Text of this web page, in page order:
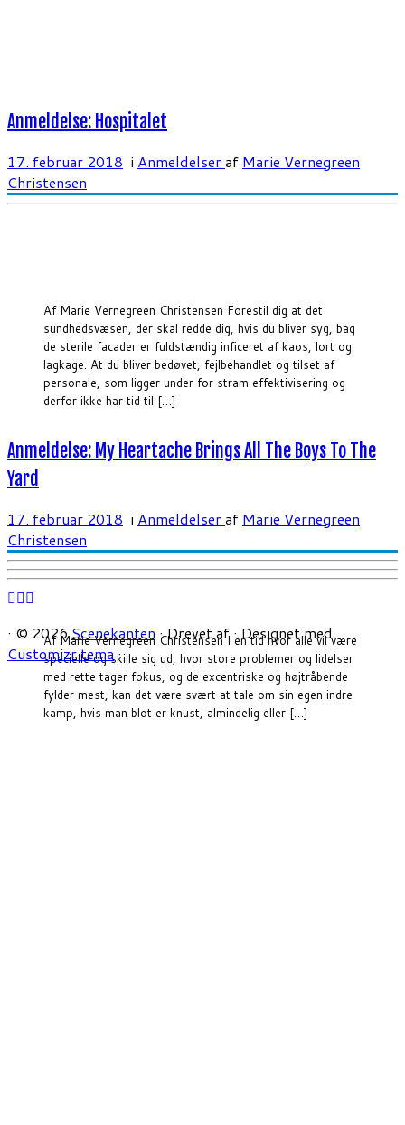
Af Marie Vernegreen Christensen Forestil dig at det
sundhedsvæsen, der skal redde dig, hvis du bliver syg, bag
de sterile facader er fuldstændig inficeret af kaos, lort og
lagkage. At du bliver bedøvet, fejlbehandlet og tilset af
personale, som ligger under for stram effektivisering og
derfor ikke har tid til […]
Anmeldelse: Hospitalet
17. februar 2018 i Anmeldelseraf Marie Vernegreen
Christensen
Af Marie Vernegreen Christensen I en tid hvor alle vil være
specielle og skille sig ud, hvor store problemer og lidelser
med rette tager fokus, og de excentriske og højtråbende
fylder mest, kan det være svært at tale om sin egen indre
kamp, hvis man blot er knust, almindelig eller […]
Anmeldelse: My Heartache Brings All The Boys To The
Yard
17. februar 2018 i Anmeldelseraf Marie Vernegreen
Christensen
· © 2026 Scenekanten ·Drevet af · Designet med
Customizr tema·